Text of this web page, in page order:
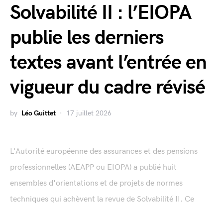
Solvabilité II : l’EIOPA
publie les derniers
textes avant l’entrée en
vigueur du cadre révisé
by Léo Guittet 17 juillet 2026
L'Autorité européenne des assurances et des pensions
professionnelles (AEAPP ou EIOPA) a publié huit
ensembles d'orientations et de projets de normes
techniques qui achèvent la revue de Solvabilité II. Ce